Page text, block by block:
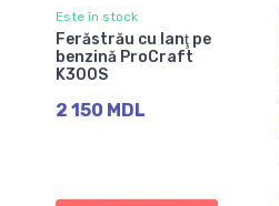
Este în stock
Ferăstrău cu lanţ pe
benzină ProCraft
K300S
2 150 MDL